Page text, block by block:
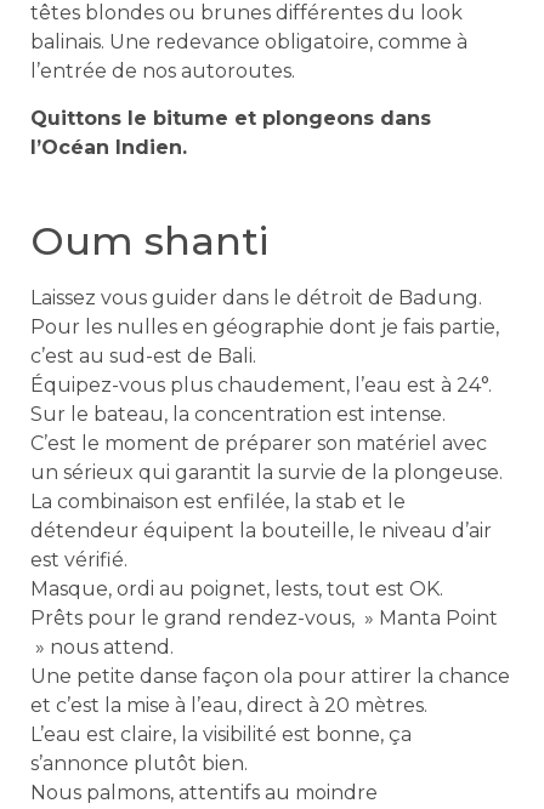
têtes blondes ou brunes différentes du look
balinais. Une redevance obligatoire, comme à
l’entrée de nos autoroutes.
Quittons le bitume et plongeons dans
l’Océan Indien.
Oum shanti
Laissez vous guider dans le détroit de Badung.
Pour les nulles en géographie dont je fais partie,
c’est au sud-est de Bali.
Équipez-vous plus chaudement, l’eau est à 24°.
Sur le bateau, la concentration est intense.
C’est le moment de préparer son matériel avec
un sérieux qui garantit la survie de la plongeuse.
La combinaison est enfilée, la stab et le
détendeur équipent la bouteille, le niveau d’air
est vérifié.
Masque, ordi au poignet, lests, tout est OK.
Prêts pour le grand rendez-vous, » Manta Point
» nous attend.
Une petite danse façon ola pour attirer la chance
et c’est la mise à l’eau, direct à 20 mètres.
L’eau est claire, la visibilité est bonne, ça
s’annonce plutôt bien.
Nous palmons, attentifs au moindre